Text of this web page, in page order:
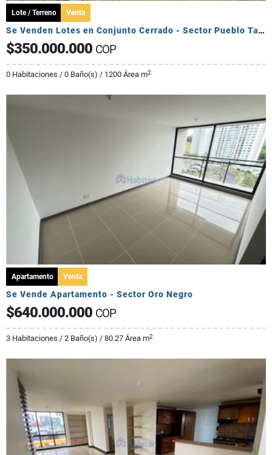
Lote / Terreno Venta
Se Venden Lotes en Conjunto Cerrado - Sector Pueblo Tapado
$350.000.000 COP
0 Habitaciones / 0 Baño(s) / 1200 Área m2
Apartamento Venta
Se Vende Apartamento - Sector Oro Negro
$640.000.000 COP
3 Habitaciones / 2 Baño(s) / 80.27 Área m2